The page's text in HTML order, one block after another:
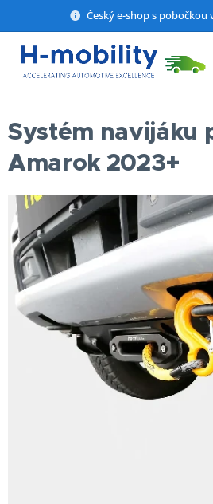
Český e-shop s pobočkou
Systém navijáku
Amarok 2023+